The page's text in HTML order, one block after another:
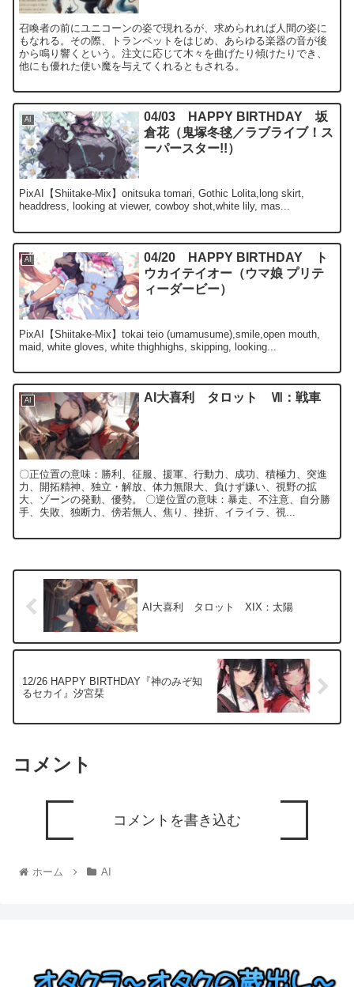
召喚者の前にユニコーンの姿で現れるが、求められれば人間の姿に
もなれる。その際、トランペットをはじめ、あらゆる楽器の音が後
から鳴り響くという。注文に応じて木々を曲げたり傾けたりでき、
他にも優れた使い魔を与えてくれるともされる。
AI
04/03 HAPPY BIRTHDAY 坂
倉花（鬼塚冬毬／ラブライブ！ス
ーパースター!!）
PixAI【Shiitake-Mix】onitsuka tomari, Gothic Lolita,long skirt,
headdress, looking at viewer, cowboy shot,white lily, mas...
AI
04/20 HAPPY BIRTHDAY ト
ウカイテイオー（ウマ娘 プリテ
ィーダービー）
PixAI【Shiitake-Mix】tokai teio (umamusume),smile,open mouth,
maid, white gloves, white thighhighs, skipping, looking...
AI AI大喜利 タロット Ⅶ：戦車
〇正位置の意味：勝利、征服、援軍、行動力、成功、積極力、突進
力、開拓精神、独立・解放、体力無限大、負けず嫌い、視野の拡
大、ゾーンの発動、優勢。 〇逆位置の意味：暴走、不注意、自分勝
手、失敗、独断力、傍若無人、焦り、挫折、イライラ、視...
AI大喜利 タロット XIX：太陽
12/26 HAPPY BIRTHDAY『神のみぞ知
るセカイ』汐宮栞
コメント
コメントを書き込む
ホーム AI